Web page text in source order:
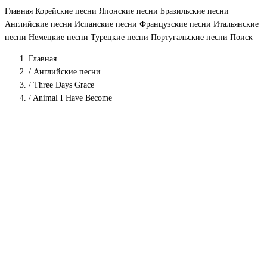
Главная Корейские песни Японские песни Бразильские песни
Английские песни Испанские песни Французские песни Итальянские
песни Немецкие песни Турецкие песни Португальские песни Поиск
Главная
/ Английские песни
/ Three Days Grace
/ Animal I Have Become